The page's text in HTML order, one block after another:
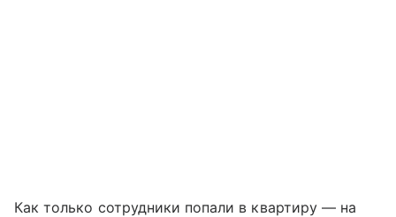
Как только сотрудники попали в квартиру — на